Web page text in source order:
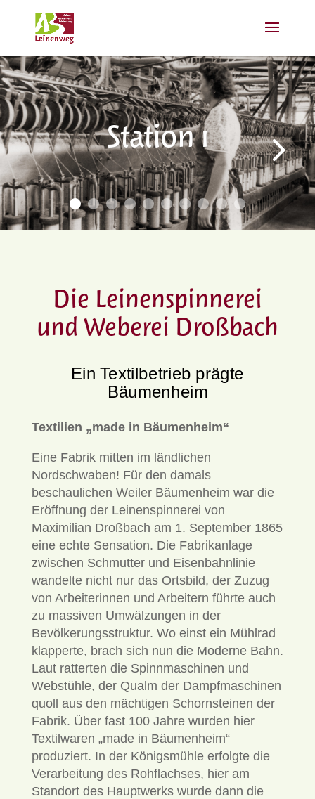
Station 1
Die Leinenspinnerei
und Weberei Droßbach
Ein Textilbetrieb prägte
Bäumenheim
Textilien „made in Bäumenheim“
Eine Fabrik mitten im ländlichen
Nordschwaben! Für den damals
beschaulichen Weiler Bäumenheim war die
Eröffnung der Leinenspinnerei von
Maximilian Droßbach am 1. September 1865
eine echte Sensation. Die Fabrikanlage
zwischen Schmutter und Eisenbahnlinie
wandelte nicht nur das Ortsbild, der Zuzug
von Arbeiterinnen und Arbeitern führte auch
zu massiven Umwälzungen in der
Bevölkerungsstruktur. Wo einst ein Mühlrad
klapperte, brach sich nun die Moderne Bahn.
Laut ratterten die Spinnmaschinen und
Webstühle, der Qualm der Dampfmaschinen
quoll aus den mächtigen Schornsteinen der
Fabrik. Über fast 100 Jahre wurden hier
Textilwaren „made in Bäumenheim“
produziert. In der Königs­mühle erfolgte die
Verarbeitung des Rohflachses, hier am
Standort des Hauptwerks wurde dann die